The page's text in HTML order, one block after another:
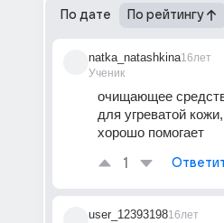
По дате По рейтингу
natka_natashkina
Ученик
16лет
очищающее
для угреватой
хорошо помогает
1
user_1239319816лет